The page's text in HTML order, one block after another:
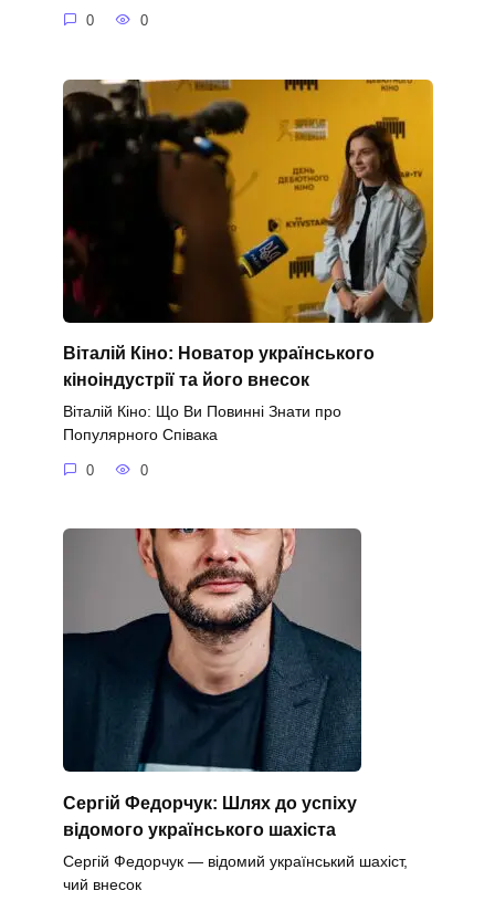
0 0
Віталій Кіно: Новатор українського
кіноіндустрії та його внесок
Віталій Кіно: Що Ви Повинні Знати про
Популярного Співака
0 0
Сергій Федорчук: Шлях до успіху
відомого українського шахіста
Сергій Федорчук — відомий український шахіст,
чий внесок